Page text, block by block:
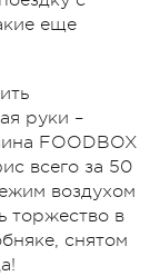
еще
руки –
FOODBOX
всего за 50
воздухом
торжество в
снятом